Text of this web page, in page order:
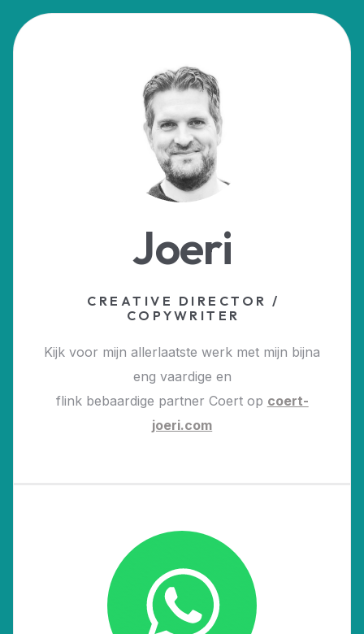
Joeri
CREATIVE DIRECTOR /
COPYWRITER
Kijk voor mijn allerlaatste werk met mijn bijna
eng vaardige en
flink bebaardige partner Coert op coert-
joeri.com